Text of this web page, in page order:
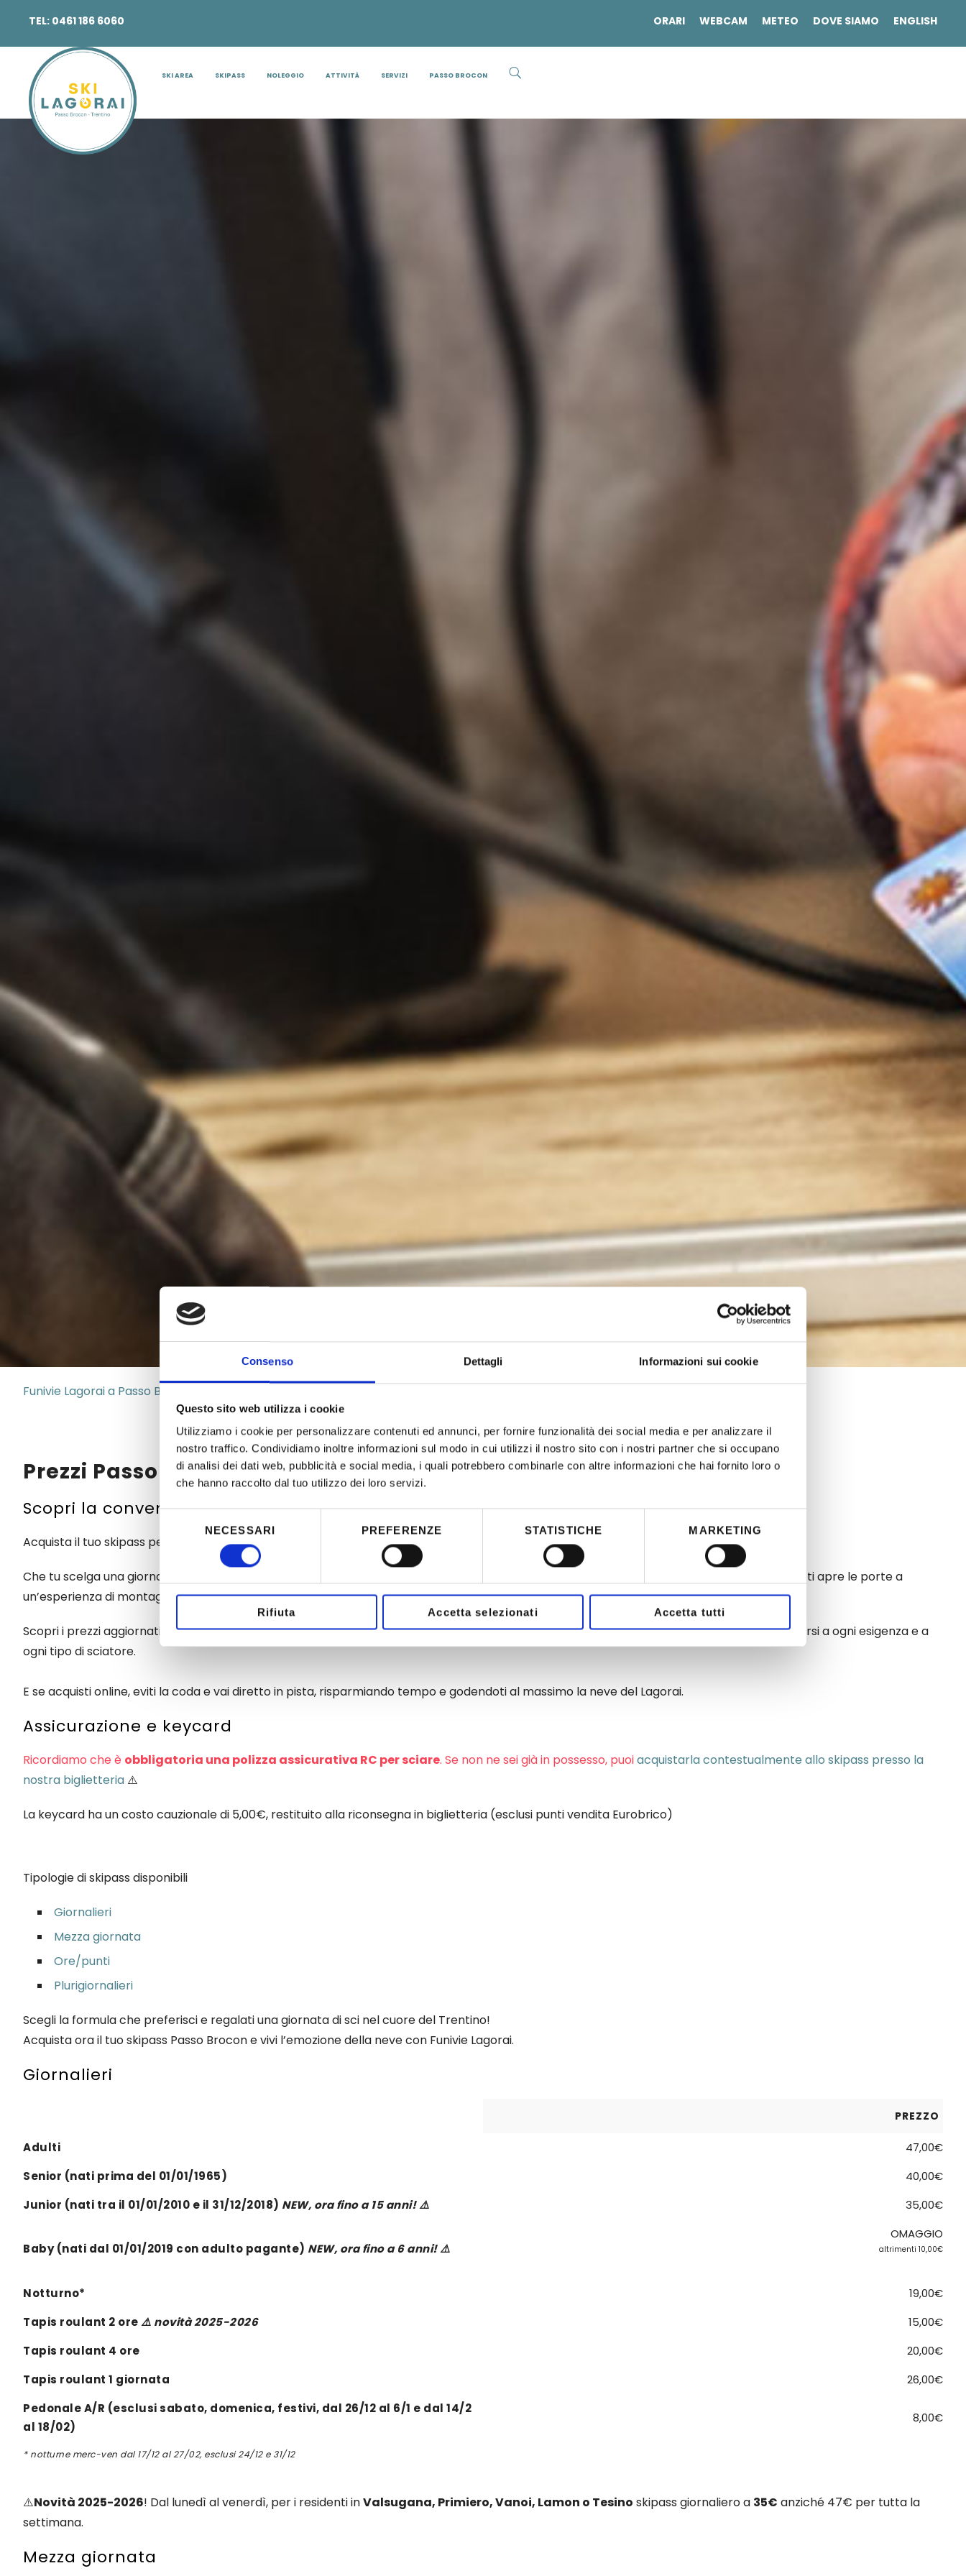
Consenso Dettagli Informazioni sui cookie
Questo sito web utilizza i cookie
Utilizziamo i cookie per personalizzare contenuti ed annunci, per fornire funzionalità dei social media e per analizzare il
nostro traffico. Condividiamo inoltre informazioni sul modo in cui utilizzi il nostro sito con i nostri partner che si occupano
di analisi dei dati web, pubblicità e social media, i quali potrebbero combinarle con altre informazioni che hai fornito loro o
che hanno raccolto dal tuo utilizzo dei loro servizi.
NECESSARI PREFERENZE STATISTICHE MARKETING
Rifiuta Accetta selezionati Accetta tutti
TEL: 0461 186 6060
EMAIL: INFO@SKILAGORAI.IT
ORARI WEBCAM METEO DOVE SIAMO ENGLISH
SKI AREA SKIPASS NOLEGGIO ATTIVITÀ SERVIZI PASSO BROCON
Funivie Lagorai a Passo Brocon
Prezzi Passo Brocon 2025/2026 - Funivie Lagorai
Scopri la convenienza di sciare nel cuore del Lagorai
Acquista il tuo skipass per la Ski Area Funivie Lagorai e vivi una giornata di neve autentica tra panorami, sport e relax.
Che tu scelga una giornata di sci in famiglia, un’uscita tra amici o una discesa notturna sotto le stelle, il tuo skipass giornaliero Passo Brocon ti apre le porte a
un’esperienza di montagna completa.
Scopri i prezzi aggiornati per la stagione sciistica 2025/26: tariffe giornaliere, mezza giornata, ore/punti e plurigiornalieri, pensati per adattarsi a ogni esigenza e a
ogni tipo di sciatore.
E se acquisti online, eviti la coda e vai diretto in pista, risparmiando tempo e godendoti al massimo la neve del Lagorai.
Assicurazione e keycard
Ricordiamo che è obbligatoria una polizza assicurativa RC per sciare. Se non ne sei già in possesso, puoiacquistarla contestualmente allo skipass presso la
nostra biglietteria ⚠️
La keycard ha un costo cauzionale di 5,00€, restituito alla riconsegna in biglietteria (esclusi punti vendita Eurobrico)
Tipologie di skipass disponibili
Giornalieri
Mezza giornata
Ore/punti
Plurigiornalieri
Scegli la formula che preferisci e regalati una giornata di sci nel cuore del Trentino!
Acquista ora il tuo skipass Passo Brocon e vivi l’emozione della neve con Funivie Lagorai.
Giornalieri
PREZZO
Adulti
47,00€
Senior (nati prima del 01/01/1965)
40,00€
Junior (nati tra il 01/01/2010 e il 31/12/2018) NEW, ora fino a 15 anni! ⚠️ 35,00€
Baby(nati dal 01/01/2019 con adulto pagante) NEW, ora fino a 6 anni! ⚠️
OMAGGIO
altrimenti 10,00€
Notturno*
19,00€
Tapis roulant 2 ore⚠️ novità 2025-2026
15,00€
Tapis roulant 4 ore
20,00€
Tapis roulant 1 giornata
26,00€
Pedonale A/R (esclusi sabato, domenica, festivi, dal 26/12 al 6/1 e dal 14/2
al 18/02)
8,00€
* notturne merc-ven dal 17/12 al 27/02, esclusi 24/12 e 31/12
⚠️Novità 2025-2026! Dal lunedì al venerdì, per i residenti inValsugana, Primiero, Vanoi, Lamon o Tesino skipass giornaliero a 35€ anziché 47€ per tutta la
settimana.
Mezza giornata